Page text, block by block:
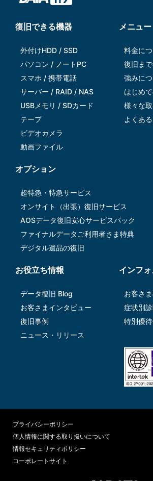
復旧できる機器
外付けHDD / SSD
パソコン / ノートPC
スマホ / 携帯電話
サーバー / RAID / NAS
USBメモリ / SDカード
テープ
ビデオカメラ
動画ファイル
メニュー
料金に
復旧ま
強みに
はじめ
様々な
よくあ
オプション
超特急・特急サービス
オンサイト（出張）復旧サービス
AOSデータ復旧安⼼サービスパック
ファイナルデータご利⽤者さま特典
デジタル遺品の復旧
お役立ち情報
データ復旧 Blog
お客さまインタビュー
復旧事例
ニュース・リリース
インフ
お客さ
症状別
特別優
プライバシーポリシー
個人情報に関する取り扱いについて
情報セキュリティポリシー
コーポレートサイト